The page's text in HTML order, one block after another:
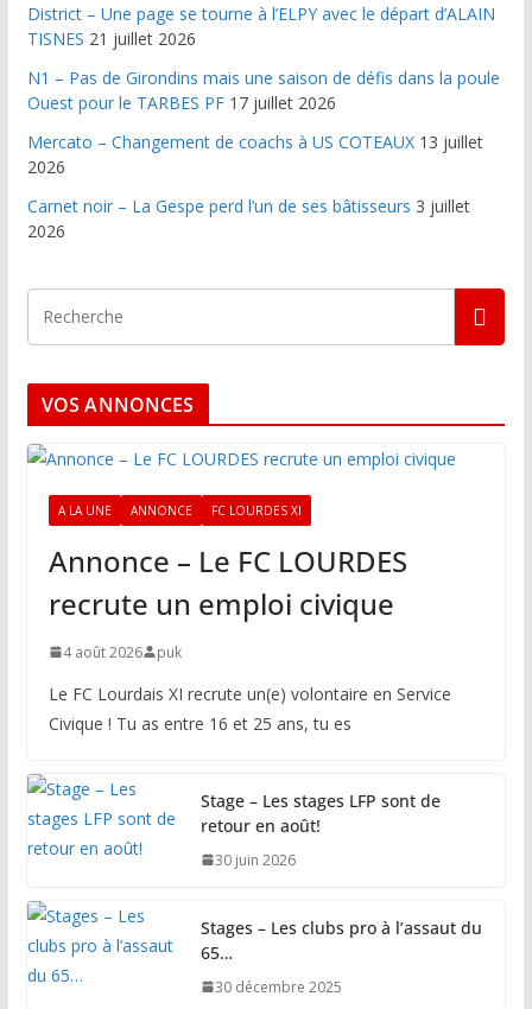
District – Une page se tourne à l’ELPY avec le départ d’ALAIN
TISNES 21 juillet 2026
N1 – Pas de Girondins mais une saison de défis dans la poule
Ouest pour le TARBES PF 17 juillet 2026
Mercato – Changement de coachs à US COTEAUX 13 juillet
2026
Carnet noir – La Gespe perd l’un de ses bâtisseurs 3 juillet
2026
VOS ANNONCES
A LA UNE ANNONCE FC LOURDES XI
Annonce – Le FC LOURDES
recrute un emploi civique
4 août 2026 puk
Le FC Lourdais XI recrute un(e) volontaire en Service
Civique ! Tu as entre 16 et 25 ans, tu es
Stage – Les stages LFP sont de
retour en août!
30 juin 2026
Stages – Les clubs pro à l’assaut du
65…
30 décembre 2025